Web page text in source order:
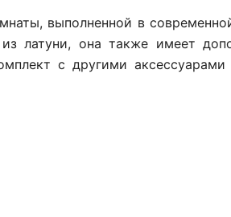
выполненной в
латуни, она также имеет
с другими аксессуарами